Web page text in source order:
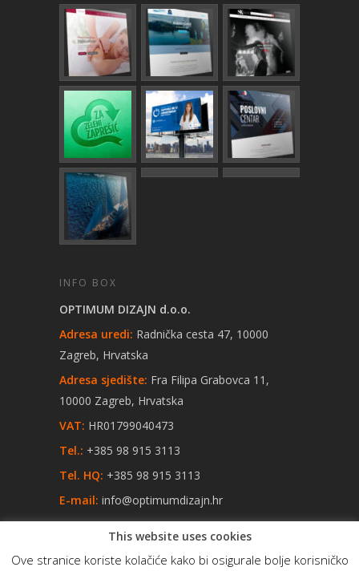
INFO BOX
OPTIMUM DIZAJN d.o.o.
Adresa uredi: Radnička cesta 47, 10000
Zagreb, Hrvatska
Adresa sjedište: Fra Filipa Grabovca 11,
10000 Zagreb, Hrvatska
VAT: HR01799040473
Tel.: +385 98 915 3113
Tel. HQ: +385 98 915 3113
E-mail: info@optimumdizajn.hr
This website uses cookies
Ove stranice koriste kolačiće kako bi osigurale bolje korisničko